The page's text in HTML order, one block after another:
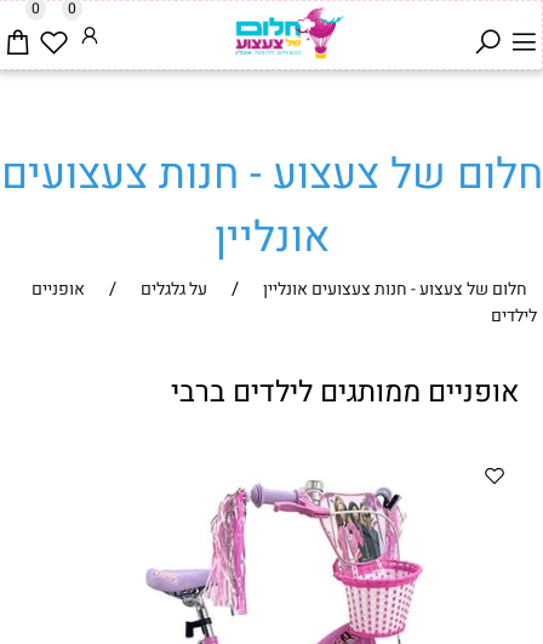
0 0
חלום של צעצוע - חנות צעצועים
אונליין
חלום של צעצוע - חנות צעצועים אונליין / על גלגלים /
אופניים
לילדים
אופניים ממותגים לילדים ברבי